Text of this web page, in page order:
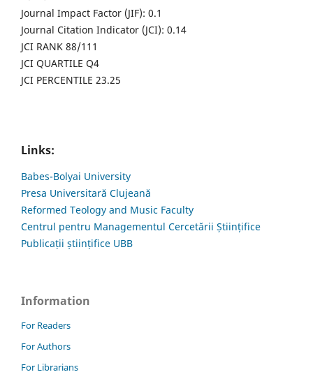
Journal Impact Factor (JIF): 0.1
Journal Citation Indicator (JCI): 0.14
JCI RANK 88/111
JCI QUARTILE Q4
JCI PERCENTILE 23.25
Links:
Babes-Bolyai University
Presa Universitară Clujeană
Reformed Teology and Music Faculty
Centrul pentru Managementul Cercetării Științifice
Publicații științifice UBB
Information
For Readers
For Authors
For Librarians